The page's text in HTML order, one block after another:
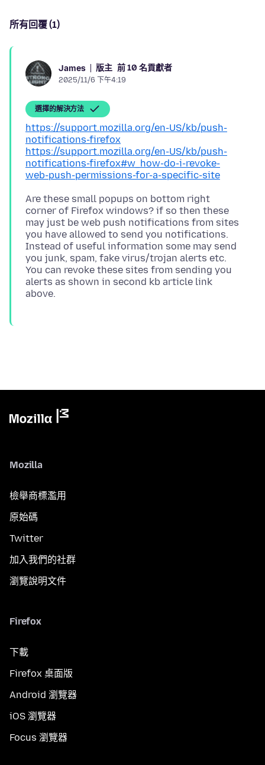
所有回覆 (1)
James 版主 前 10 名貢獻者
2025/11/6 下午4:19
選擇的解決方法
https://support.mozilla.org/en-US/kb/push-
notifications-firefox
https://support.mozilla.org/en-US/kb/push-
notifications-firefox#w_how-do-i-revoke-
web-push-permissions-for-a-specific-site
Are these small popups on bottom right
corner of Firefox windows? if so then these
may just be web push notifications from sites
you have allowed to send you notifications.
Instead of useful information some may send
you junk, spam, fake virus/trojan alerts etc.
You can revoke these sites from sending you
alerts as shown in second kb article link
Mozilla
檢舉商標濫用
原始碼
Twitter
加入我們的社群
瀏覽說明文件
Firefox
下載
Firefox 桌面版
Android 瀏覽器
iOS 瀏覽器
Focus 瀏覽器